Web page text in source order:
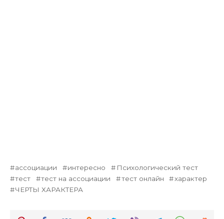
ассоциации интересно
Психологический тест
тест
тест на ассоциации тест онлайн
характер
ЧЕРТЫ ХАРАКТЕРА